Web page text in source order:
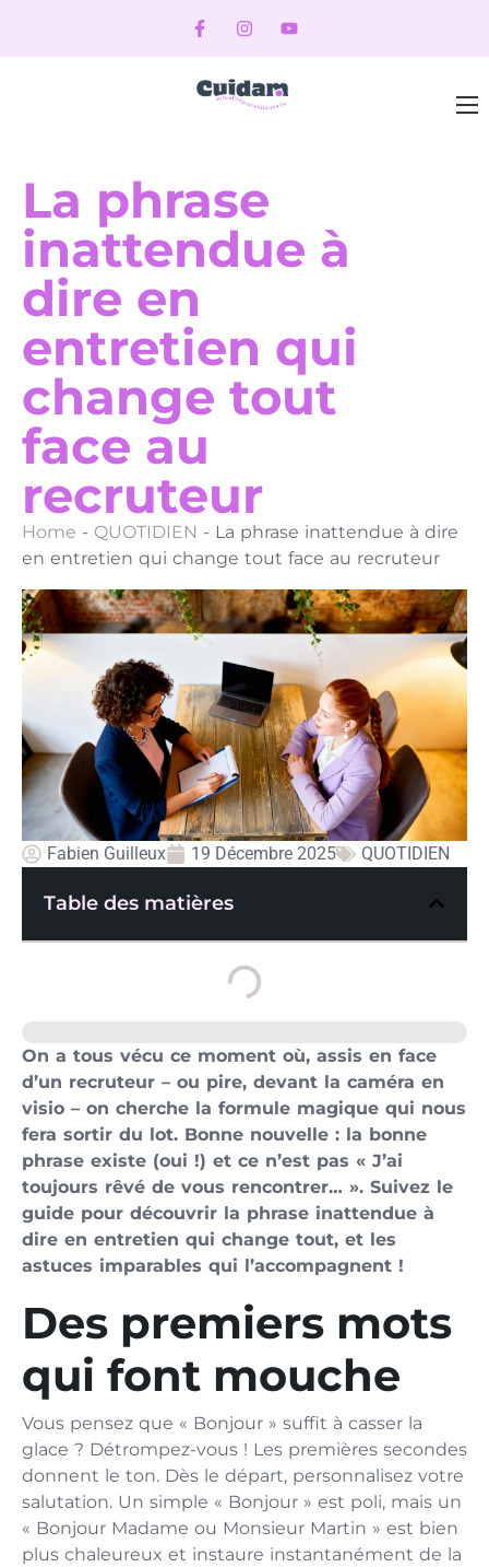
La phrase
inattendue à
dire en
entretien qui
change tout
face au
recruteur
Home - QUOTIDIEN - La phrase inattendue à dire
en entretien qui change tout face au recruteur
Fabien Guilleux 19 Décembre 2025 QUOTIDIEN
Table des matières
On a tous vécu ce moment où, assis en face
d’un recruteur – ou pire, devant la caméra en
visio – on cherche la formule magique qui nous
fera sortir du lot. Bonne nouvelle : la bonne
phrase existe (oui !) et ce n’est pas « J’ai
toujours rêvé de vous rencontrer… ». Suivez le
guide pour découvrir la phrase inattendue à
dire en entretien qui change tout, et les
astuces imparables qui l’accompagnent !
Des premiers mots
qui font mouche
Vous pensez que « Bonjour » suffit à casser la
glace ? Détrompez-vous ! Les premières secondes
donnent le ton. Dès le départ, personnalisez votre
salutation. Un simple « Bonjour » est poli, mais un
« Bonjour Madame ou Monsieur Martin » est bien
plus chaleureux et instaure instantanément de la